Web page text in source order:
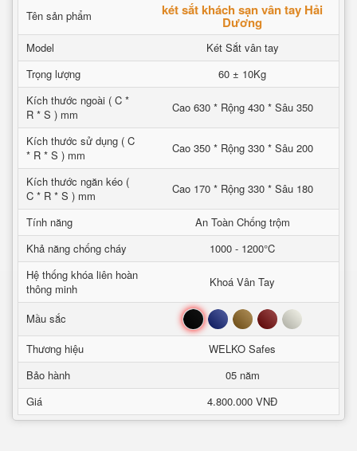
Tên sản phẩm két sắt khách sạn vân tay Hải
Dương
Model
Két Sắt vân tay
Trọng lượng
60 ± 10Kg
Kích thước ngoài ( C *
R * S ) mm
Cao 630 * Rộng 430 * Sâu 350
Kích thước sử dụng ( C
* R * S ) mm
Cao 350 * Rộng 330 * Sâu 200
Kích thước ngăn kéo (
C * R * S ) mm
Cao 170 * Rộng 330 * Sâu 180
Tính năng
An Toàn Chống trộm
Khả năng chống cháy
1000 - 1200°C
Hệ thống khóa liên hoàn
thông minh
Khoá Vân Tay
Mầu sắc Đen Xanh Nâu Đỏ Trắng
Thương hiệu
WELKO Safes
Bảo hành
05 năm
Giá
4.800.000 VNĐ